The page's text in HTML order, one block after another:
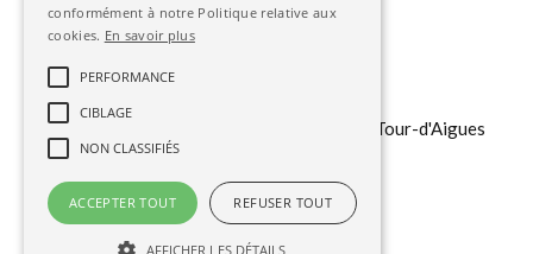
151 b chemin du Tour du Revol, 84240 La Tour-d'Aigues
conformément à notre Politique relative aux
cookies. En savoir plus
PERFORMANCE
CIBLAGE
NON CLASSIFIÉS
ACCEPTER TOUT REFUSER TOUT
AFFICHER LES DÉTAILS